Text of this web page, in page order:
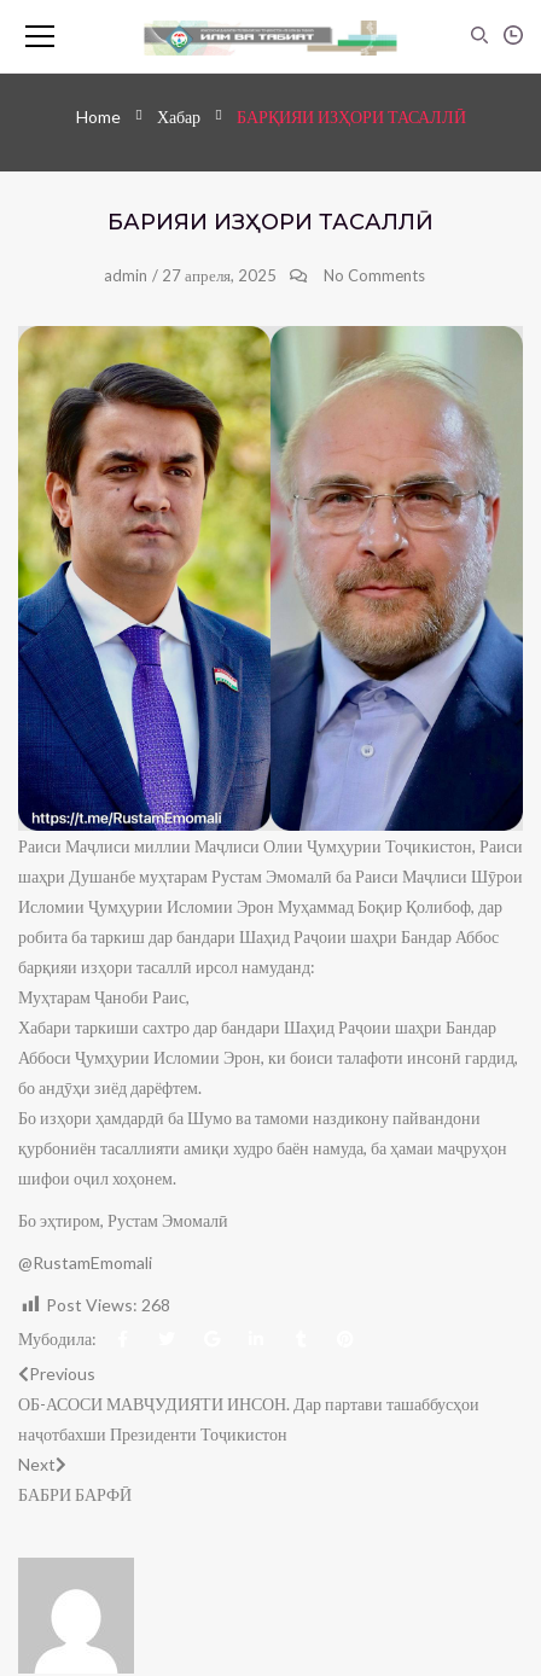
Home Хабар БАРҚИЯИ ИЗҲОРИ ТАСАЛЛӢ
БАРҚИЯИ ИЗҲОРИ ТАСАЛЛӢ
admin / 27 апреля, 2025 No Comments
Раиси Маҷлиси миллии Маҷлиси Олии Ҷумҳурии Тоҷикистон, Раиси
шаҳри Душанбе муҳтарам Рустам Эмомалӣ ба Раиси Маҷлиси Шӯрои
Исломии Ҷумҳурии Исломии Эрон Муҳаммад Боқир Қолибоф, дар
робита ба таркиш дар бандари Шаҳид Раҷоии шаҳри Бандар Аббос
барқияи изҳори тасаллӣ ирсол намуданд:
Муҳтарам Ҷаноби Раис,
Хабари таркиши сахтро дар бандари Шаҳид Раҷоии шаҳри Бандар
Аббоси Ҷумҳурии Исломии Эрон, ки боиси талафоти инсонӣ гардид,
бо андӯҳи зиёд дарёфтем.
Бо изҳори ҳамдардӣ ба Шумо ва тамоми наздикону пайвандони
қурбониён тасаллияти амиқи худро баён намуда, ба ҳамаи маҷруҳон
шифои оҷил хоҳонем.
Бо эҳтиром, Рустам Эмомалӣ
@RustamEmomali
Post Views: 268
Мубодила:
Previous
ОБ-АСОСИ МАВҶУДИЯТИ ИНСОН. Дар партави ташаббусҳои
наҷотбахши Президенти Тоҷикистон
Next
БАБРИ БАРФӢ